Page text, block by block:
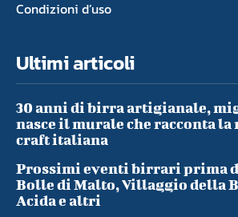
Condizioni d’uso
Ultimi articoli
30 anni di birra artigianale,
nasce il murale che racconta
craft italiana
Prossimi eventi birrari prima
Bolle di Malto, Villaggio della
Acida e altri